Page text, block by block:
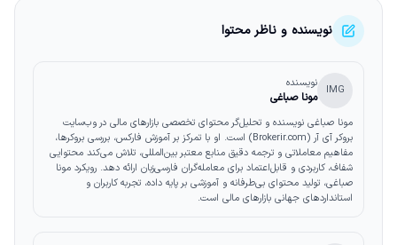
نویسنده و ناظر محتوا
IMG نویسنده
مونا صباغی
مونا صباغی نویسنده و تحلیل‌گر محتوای تخصصی بازارهای مالی در وب‌سایت
بروکر آی آر (Brokerir.com) است. او با تمرکز بر آموزش فارکس، بررسی بروکرها،
مفاهیم معاملاتی و ترجمه دقیق منابع معتبر بین‌المللی، تلاش می‌کند محتوایی
شفاف، کاربردی و قابل‌اعتماد برای معامله‌گران فارسی‌زبان ارائه دهد. رویکرد مونا
صباغی، تولید محتوای بی‌طرفانه و آموزشی بر پایه داده، تجربه کاربران و
استانداردهای جهانی بازارهای مالی است.